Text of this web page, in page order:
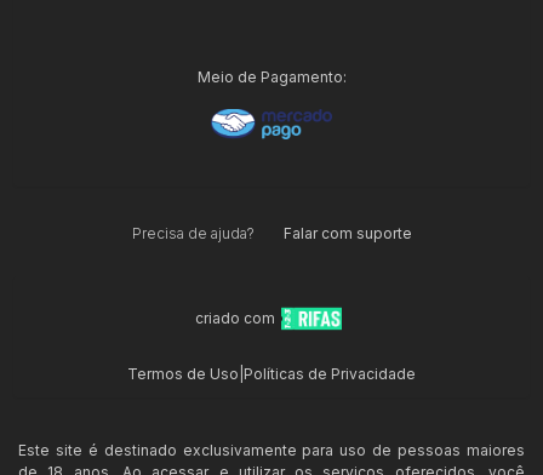
Meio de Pagamento:
Precisa de ajuda? Falar com suporte
criado com
Termos de Uso Políticas de Privacidade
Este site é destinado exclusivamente para uso de pessoas maiores